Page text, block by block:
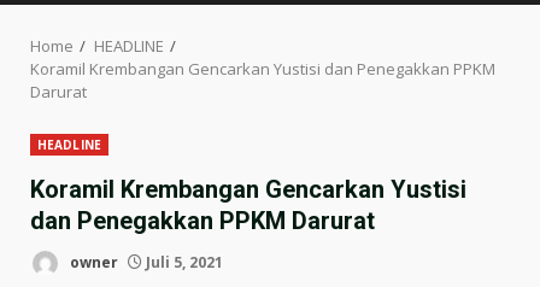
Home
HEADLINE
Koramil Krembangan Gencarkan Yustisi dan Penegakkan PPKM
Darurat
HEADLINE
Koramil Krembangan Gencarkan Yustisi
dan Penegakkan PPKM Darurat
owner Juli 5, 2021